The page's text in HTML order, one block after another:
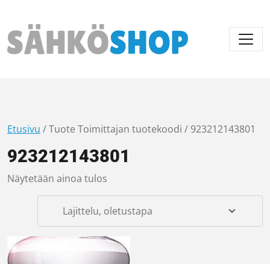
Päävalikko
Etusivu / Tuote Toimittajan tuotekoodi / 923212143801
923212143801
Näytetään ainoa tulos